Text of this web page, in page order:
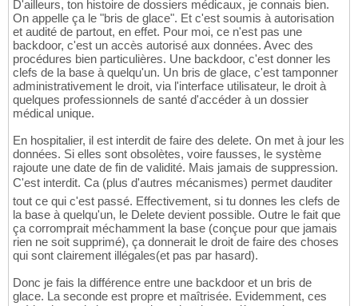
D'ailleurs, ton histoire de dossiers médicaux, je connais bien.
On appelle ça le "bris de glace". Et c'est soumis à autorisation
et audité de partout, en effet. Pour moi, ce n'est pas une
backdoor, c'est un accès autorisé aux données. Avec des
procédures bien particulières. Une backdoor, c'est donner les
clefs de la base à quelqu'un. Un bris de glace, c'est tamponner
administrativement le droit, via l'interface utilisateur, le droit à
quelques professionnels de santé d'accéder à un dossier
médical unique.
En hospitalier, il est interdit de faire des delete. On met à jour les
données. Si elles sont obsolètes, voire fausses, le système
rajoute une date de fin de validité. Mais jamais de suppression.
C'est interdit. Ca (plus d'autres mécanismes) permet dauditer
tout ce qui c'est passé. Effectivement, si tu donnes les clefs de
la base à quelqu'un, le Delete devient possible. Outre le fait que
ça corromprait méchamment la base (conçue pour que jamais
rien ne soit supprimé), ça donnerait le droit de faire des choses
qui sont clairement illégales(et pas par hasard).
Donc je fais la différence entre une backdoor et un bris de
glace. La seconde est propre et maîtrisée. Evidemment, ces